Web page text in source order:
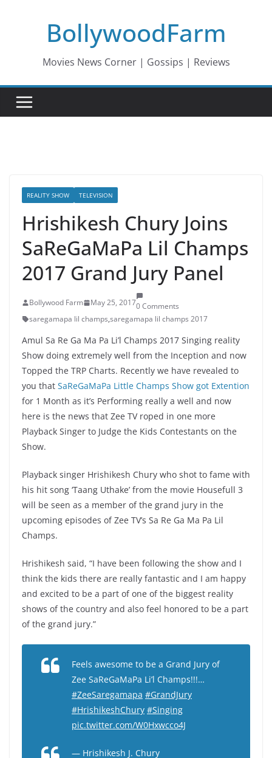
BollywoodFarm
Movies News Corner | Gossips | Reviews
REALITY SHOW TELEVISION
Hrishikesh Chury Joins
SaReGaMaPa Lil Champs
2017 Grand Jury Panel
Bollywood Farm May 25, 20170 Comments
saregamapa lil champs,saregamapa lil champs 2017
Amul Sa Re Ga Ma Pa Li’l Champs 2017 Singing reality
Show doing extremely well from the Inception and now
Topped the TRP Charts. Recently we have revealed to
you that SaReGaMaPa Little Champs Show got Extention
for 1 Month as it’s Performing really a well and now
here is the news that Zee TV roped in one more
Playback Singer to Judge the Kids Contestants on the
Show.
Playback singer Hrishikesh Chury who shot to fame with
his hit song ‘Taang Uthake’ from the movie Housefull 3
will be seen as a member of the grand jury in the
upcoming episodes of Zee TV’s Sa Re Ga Ma Pa Lil
Champs.
Hrishikesh said, “I have been following the show and I
think the kids there are really fantastic and I am happy
and excited to be a part of one of the biggest reality
shows of the country and also feel honored to be a part
of the grand jury.”
Feels awesome to be a Grand Jury of
Zee SaReGaMaPa Li’l Champs!!!…
#ZeeSaregamapa #GrandJury
#HrishikeshChury #Singing
pic.twitter.com/W0Hxwcco4J
— Hrishikesh J. Chury